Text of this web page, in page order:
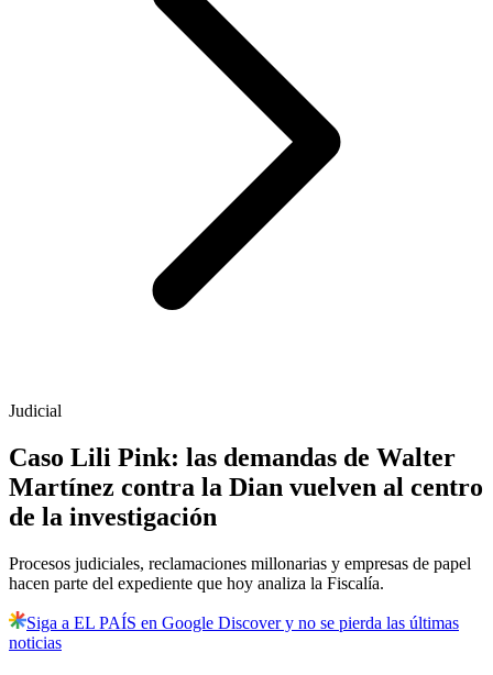
Judicial
Caso Lili Pink: las demandas de Walter
Martínez contra la Dian vuelven al centro
de la investigación
Procesos judiciales, reclamaciones millonarias y empresas de papel
hacen parte del expediente que hoy analiza la Fiscalía.
Siga a EL PAÍS en Google Discover y no se pierda las últimas
noticias